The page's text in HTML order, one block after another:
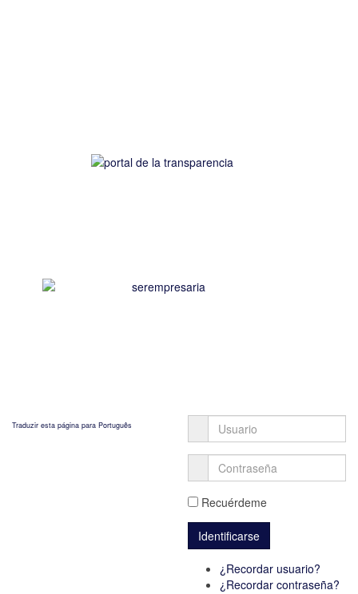
Traduzir esta página para Português
Recuérdeme
¿Recordar usuario?
¿Recordar contraseña?